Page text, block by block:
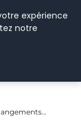
expérience
notre